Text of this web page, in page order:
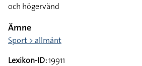
och högervänd
Ämne
Sport > allmänt
Lexikon-ID:19911